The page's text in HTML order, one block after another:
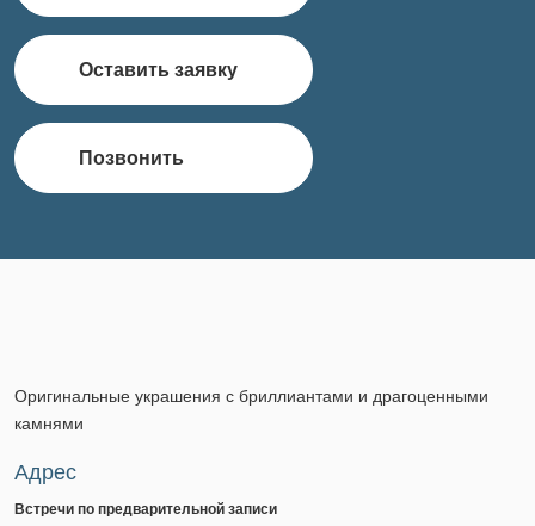
Оставить заявку
Позвонить
Оригинальные украшения с бриллиантами и драгоценными
камнями
Адрес
Встречи по предварительной записи